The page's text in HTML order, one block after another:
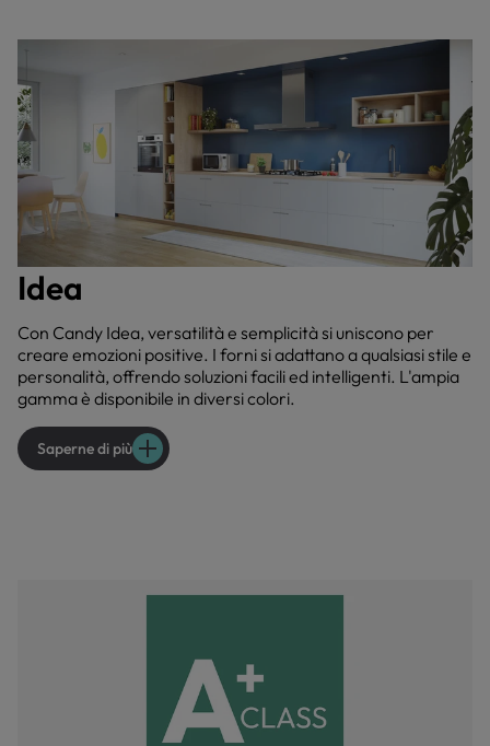
Idea
Con Candy Idea, versatilità e semplicità si uniscono per
creare emozioni positive. I forni si adattano a qualsiasi stile e
personalità, offrendo soluzioni facili ed intelligenti. L'ampia
gamma è disponibile in diversi colori.
Saperne di più